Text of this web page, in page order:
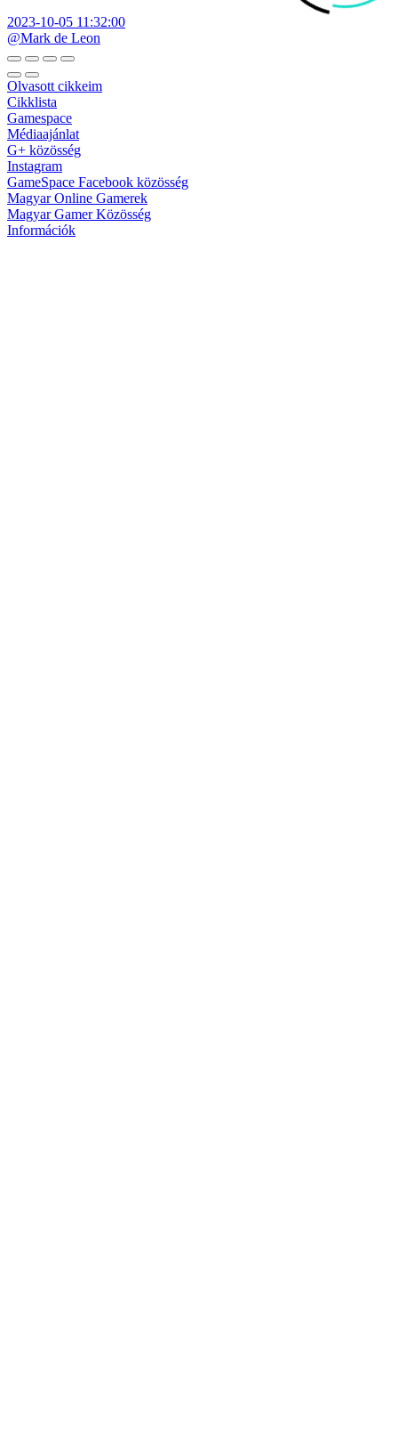
2023-10-05 11:32:00
@Mark de Leon
Olvasott cikkeim
Cikklista
Gamespace
Médiaajánlat
G+ közösség
Instagram
GameSpace Facebook közösség
Magyar Online Gamerek
Magyar Gamer Közösség
Információk